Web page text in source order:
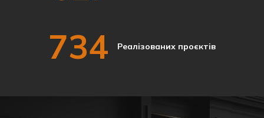
734 Реалізованих проєктів